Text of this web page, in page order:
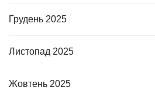
Грудень 2025
Листопад 2025
Жовтень 2025